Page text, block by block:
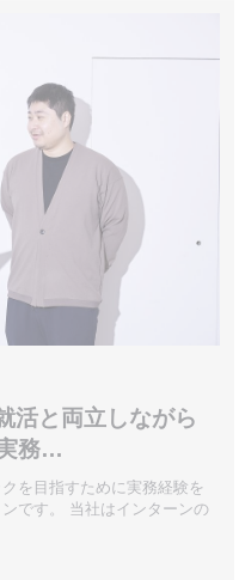
活と両立しながら
務…
を目指すために実務経験を
です。 当社はインターンの